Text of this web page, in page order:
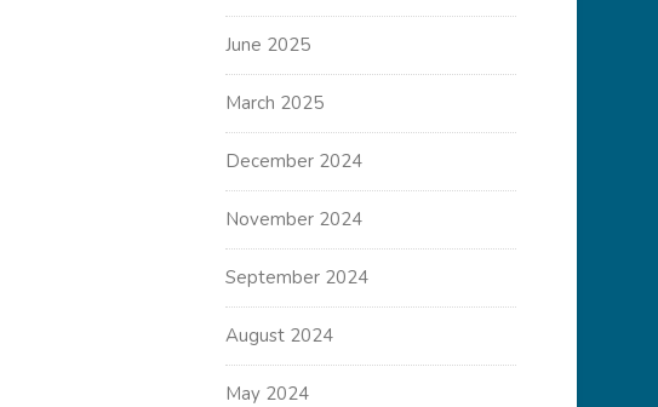
June 2025
March 2025
December 2024
November 2024
September 2024
August 2024
May 2024